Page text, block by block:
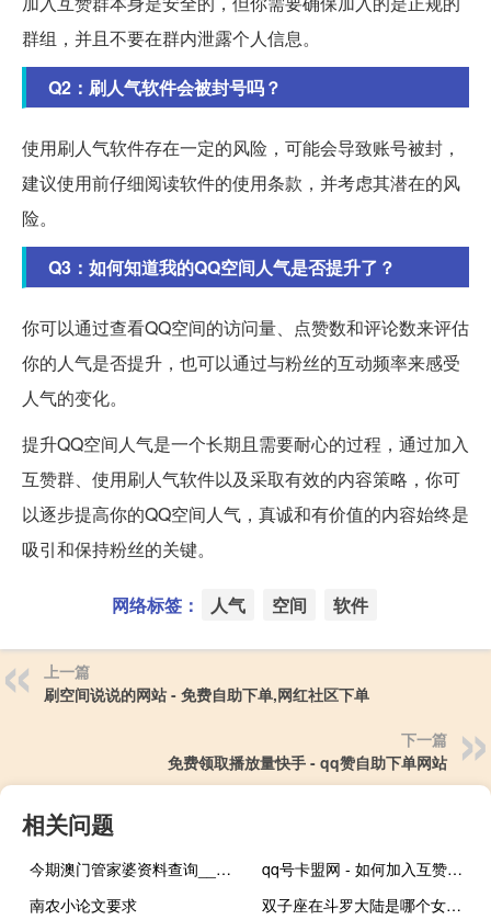
群组，并且不要在群内泄露个人信息。
Q2：刷人气软件会被封号吗？
使用刷人气软件存在一定的风险，可能会导致账号被封，
建议使用前仔细阅读软件的使用条款，并考虑其潜在的风
险。
Q3：如何知道我的QQ空间人气是否提升了？
你可以通过查看QQ空间的访问量、点赞数和评论数来评估
你的人气是否提升，也可以通过与粉丝的互动频率来感受
人气的变化。
提升QQ空间人气是一个长期且需要耐心的过程，通过加入
互赞群、使用刷人气软件以及采取有效的内容策略，你可
以逐步提高你的QQ空间人气，真诚和有价值的内容始终是
吸引和保持粉丝的关键。
网络标签： 人气 空间 软件
上一篇
刷空间说说的网站 - 免费自助下单,网红社区下单
下一篇
免费领取播放量快手 - qq赞自助下单网站
相关问题
今期澳门管家婆资料查询__老师最新诗意解释落实-2215.ISO.358
qq号卡盟网 - 如何加入互赞群qq_快手刷双击0.01元100个双击q支付
南农小论文要求
双子座在斗罗大陆是哪个女生 斗罗大陆最美的女神